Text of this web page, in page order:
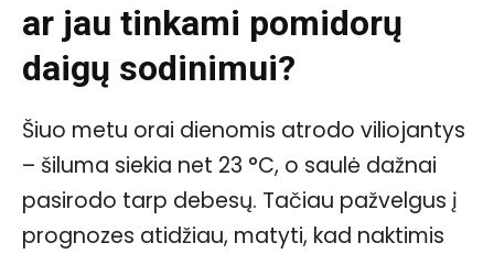
ar jau tinkami pomidorų
daigų sodinimui?
Šiuo metu orai dienomis atrodo viliojantys
– šiluma siekia net 23 °C, o saulė dažnai
pasirodo tarp debesų. Tačiau pažvelgus į
prognozes atidžiau, matyti, kad naktimis